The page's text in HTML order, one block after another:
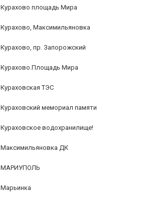
Курахово площадь Мира
Курахово, Максимильяновка
Курахово, пр. Запорожский
Курахово.Площадь Мира
Кураховская ТЭС
Кураховский мемориал памяти
Кураховское водохранилище!
Максимильяновка ДК
МАРИУПОЛЬ
Марьинка